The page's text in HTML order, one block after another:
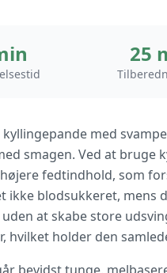
25
med
smagen. Ved at
fedtindhold, som
ikke blodsukkeret, mens
at skabe store
hvilket holder den